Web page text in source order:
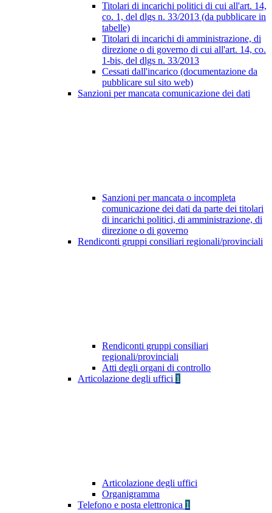
Titolari di incarichi politici di cui all'art. 14,
co. 1, del dlgs n. 33/2013 (da pubblicare in
tabelle)
Titolari di incarichi di amministrazione, di
direzione o di governo di cui all'art. 14, co.
1-bis, del dlgs n. 33/2013
Cessati dall'incarico (documentazione da
pubblicare sul sito web)
Sanzioni per mancata comunicazione dei dati
Sanzioni per mancata o incompleta
comunicazione dei dati da parte dei titolari
di incarichi politici, di amministrazione, di
direzione o di governo
Rendiconti gruppi consiliari regionali/provinciali
Rendiconti gruppi consiliari
regionali/provinciali
Atti degli organi di controllo
Articolazione degli uffici 1
Articolazione degli uffici
Organigramma
Telefono e posta elettronica 1